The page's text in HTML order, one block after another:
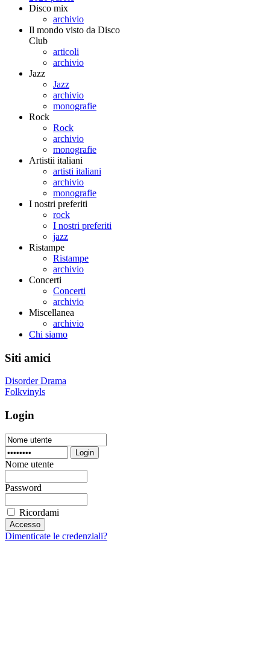
Disco mix
archivio
Il mondo visto da Disco
Club
articoli
archivio
Jazz
Jazz
archivio
monografie
Rock
Rock
archivio
monografie
Artistii italiani
artisti italiani
archivio
monografie
I nostri preferiti
rock
I nostri preferiti
jazz
Ristampe
Ristampe
archivio
Concerti
Concerti
archivio
Miscellanea
archivio
Chi siamo
Siti amici
Disorder Drama
Folkvinyls
Login
Login
Nome utente
Password
Ricordami
Dimenticate le credenziali?